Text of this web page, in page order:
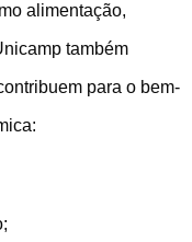
alimentação,
também
para o bem-